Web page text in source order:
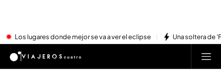
Los lugares donde mejor se va a ver el eclipse Una soltera de